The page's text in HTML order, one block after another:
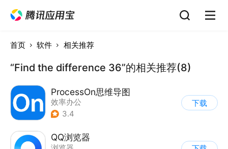
首页 软件 相关推荐
“Find the difference 36”的相关推荐(8)
ProcessOn思维导图
效率办公
3.4
下载
QQ浏览器